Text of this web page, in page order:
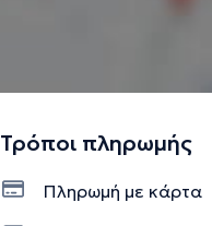
Τρόποι πληρωμής
Πληρωμή με κάρτα